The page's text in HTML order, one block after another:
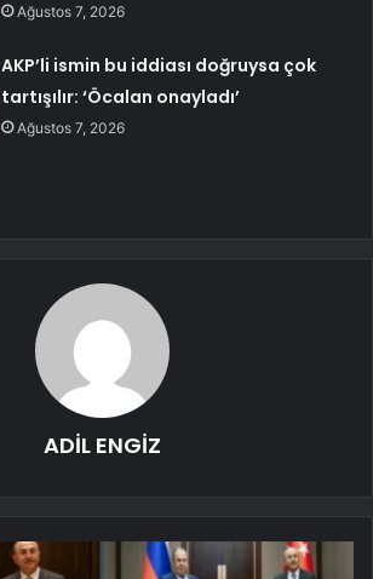
Ağustos 7, 2026
AKP’li ismin bu iddiası doğruysa çok
tartışılır: ‘Öcalan onayladı’
Ağustos 7, 2026
ADİL ENGİZ